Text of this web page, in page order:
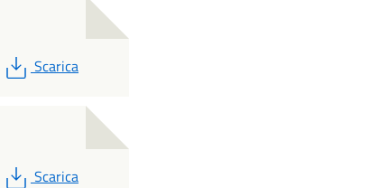
PDF
Scarica
PDF
Scarica